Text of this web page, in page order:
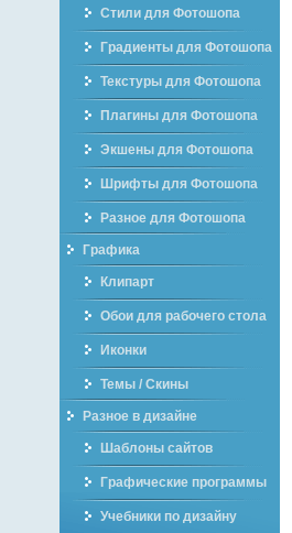
Стили для Фотошопа
Градиенты для Фотошопа
Текстуры для Фотошопа
Плагины для Фотошопа
Экшены для Фотошопа
Шрифты для Фотошопа
Разное для Фотошопа
Графика
Клипарт
Обои для рабочего стола
Иконки
Темы / Скины
Разное в дизайне
Шаблоны сайтов
Графические программы
Учебники по дизайну